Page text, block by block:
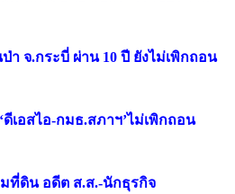
า จ.กระบี่ ผ่าน 10 ปี ยังไม่เพิกถอน
‘ดีเอสไอ-กมธ.สภาฯ’ไม่เพิกถอน
ที่ดิน อดีต ส.ส.-นักธุรกิจ